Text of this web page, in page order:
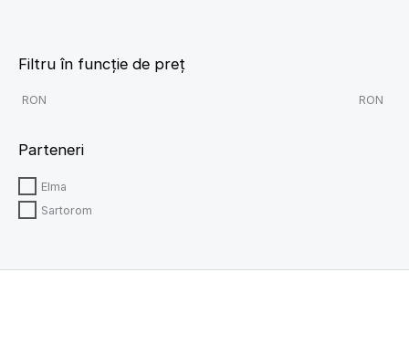
Filtru în funcție de preț
RON RON
Parteneri
Elma
Sartorom